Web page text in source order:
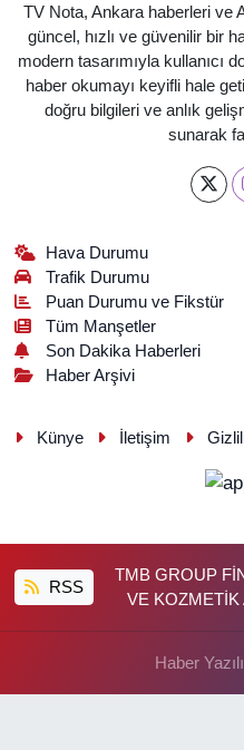
TV Nota, Ankara haberleri ve
güncel, hızlı ve güvenilir bir
modern tasarımıyla kullanıcı
haber okumayı keyifli hale
doğru bilgileri ve anlık
sunarak
Hava Durumu
Trafik Durumu
Puan Durumu ve Fikstür
Tüm Manşetler
Son Dakika Haberleri
Haber Arşivi
Künye İletişim
RSS
TMB GROUP
VE KOZMETİK
Haber